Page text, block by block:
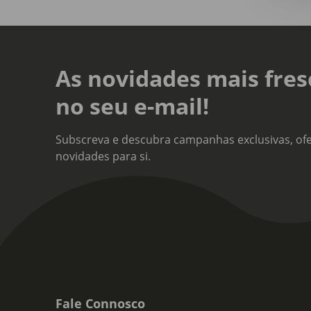
As novidades mais
no seu e-mail!
Subscreva e descubra campanhas exclusivas,
novidades para si.
Fale Connosco